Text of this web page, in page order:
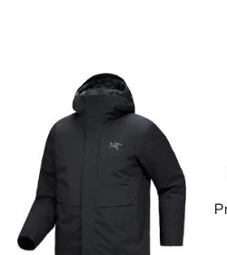
Première couche légère (LT)